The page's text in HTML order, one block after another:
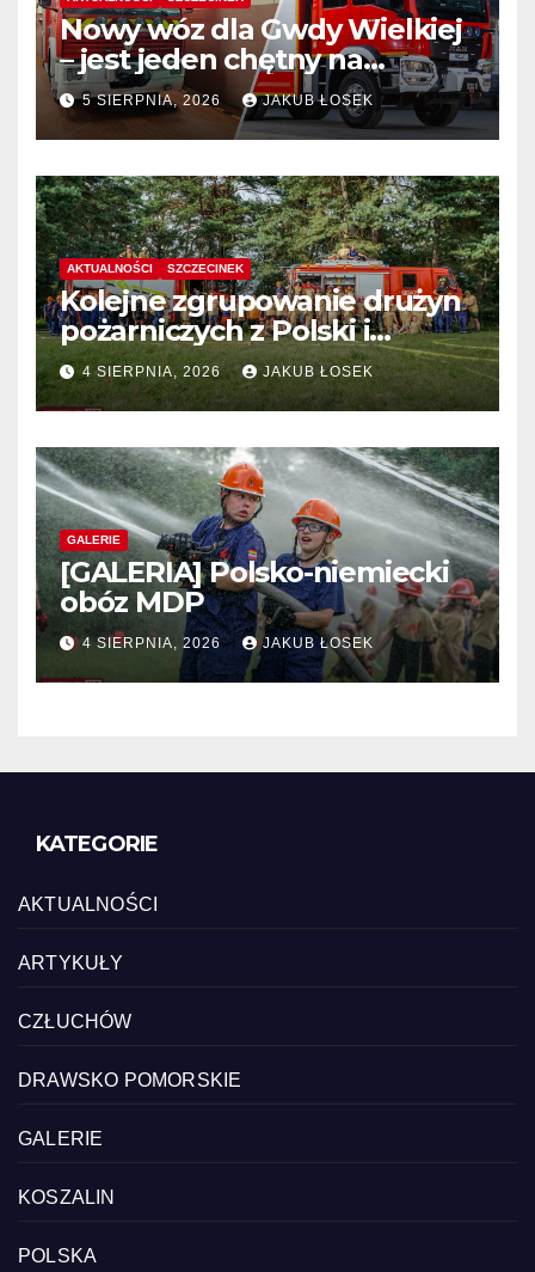
Nowy wóz dla Gwdy Wielkiej
– jest jeden chętny na
dostawę
5 SIERPNIA, 2026 JAKUB ŁOSEK
AKTUALNOŚCI SZCZECINEK
Kolejne zgrupowanie drużyn
pożarniczych z Polski i
Niemiec w regionie
4 SIERPNIA, 2026 JAKUB ŁOSEK
GALERIE
[GALERIA] Polsko-niemiecki
obóz MDP
4 SIERPNIA, 2026 JAKUB ŁOSEK
KATEGORIE
AKTUALNOŚCI
ARTYKUŁY
CZŁUCHÓW
DRAWSKO POMORSKIE
GALERIE
KOSZALIN
POLSKA